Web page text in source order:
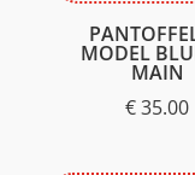
MODEL
MAIN
€35.00